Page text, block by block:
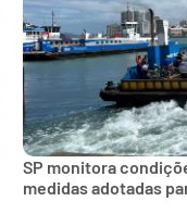
SP monitora
medidas adotadas